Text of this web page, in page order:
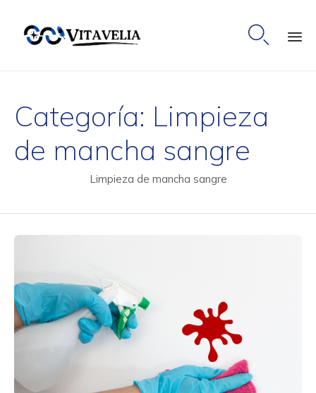

Categoría: Limpieza
de mancha sangre
Limpieza de mancha sangre